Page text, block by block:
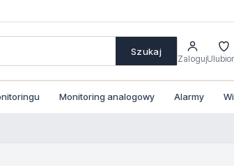
Szukaj
Zaloguj
Monitoring analogowy Alarmy